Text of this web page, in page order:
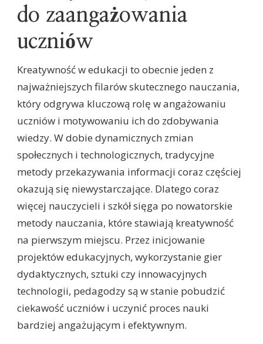
do zaangażowania
uczniów
Kreatywność w edukacji to obecnie jeden z
najważniejszych filarów skutecznego nauczania,
który odgrywa kluczową rolę w angażowaniu
uczniów i motywowaniu ich do zdobywania
wiedzy. W dobie dynamicznych zmian
społecznych i technologicznych, tradycyjne
metody przekazywania informacji coraz częściej
okazują się niewystarczające. Dlatego coraz
więcej nauczycieli i szkół sięga po nowatorskie
metody nauczania, które stawiają kreatywność
na pierwszym miejscu. Przez inicjowanie
projektów edukacyjnych, wykorzystanie gier
dydaktycznych, sztuki czy innowacyjnych
technologii, pedagodzy są w stanie pobudzić
ciekawość uczniów i uczynić proces nauki
bardziej angażującym i efektywnym.